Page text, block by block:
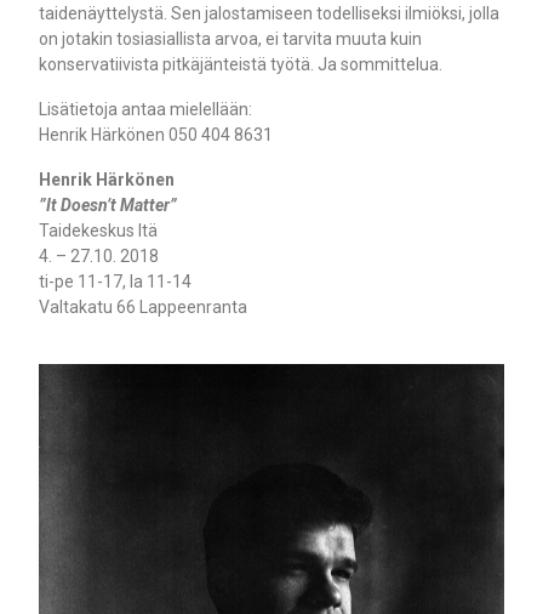
taidenäyttelystä. Sen jalostamiseen todelliseksi ilmiöksi, jolla
on jotakin tosiasiallista arvoa, ei tarvita muuta kuin
konservatiivista pitkäjänteistä työtä. Ja sommittelua.
Lisätietoja antaa mielellään:
Henrik Härkönen 050 404 8631
Henrik Härkönen
”It Doesn’t Matter”
Taidekeskus Itä
4. – 27.10. 2018
ti-pe 11-17, la 11-14
Valtakatu 66 Lappeenranta